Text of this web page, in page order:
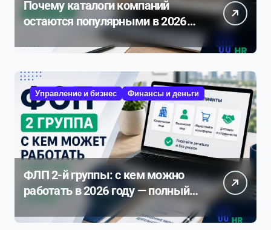
Почему каталоги компаний
остаются популярными в 2026
Управление и бизнес Финансы и деньги
ФЛП 2-й группы: с кем можно
работать в 2026 году — полный
разбор ограничений и рисков